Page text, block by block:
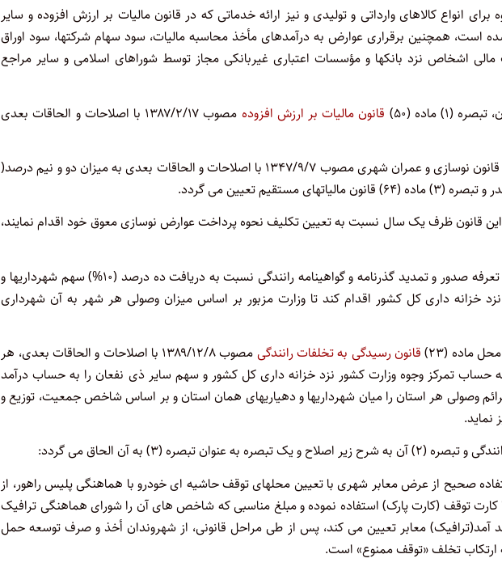
برای انواع کالاهای وارداتی و تولیدی و نیز ارائه خدماتی که در قانون مالیات بر ارزش افزوده و سایر
است، همچنین برقراری عوارض به درآمدهای مأخذ محاسبه مالیات، سود سهام شرکتها، سود اوراق
اشخاص نزد بانکها و مؤسسات اعتباری غیربانکی مجاز توسط شوراهای اسلامی و سایر مراجع
قانون مالیات بر ارزش افزوده
مصوب ۱۳۸۷/۲/۱۷ با اصلاحات و الحاقات بعدی
نرخ عوارض نوسازی موضوع ماده (۲) قانون نوسازی و عمران شهری مصوب ۱۳۴۷/۹/۷ با اصلاحات و الحاقات بعدی به میزان دو و نیم درصد(
این قانون ظرف یک سال نسبت به تعیین تکلیف نحوه پرداخت عوارض نوسازی معوق خود اقدام نمایند،
نیروی انتظامی موظف است علاوه بر تعرفه صدور و تمدید گذرنامه و گواهینامه رانندگی نسبت به دریافت ده درصد (۱۰%) سهم شهرداریها و
خزانه داری کل کشور اقدام کند تا وزارت مزبور بر اساس میزان وصولی هر شهر به آن شهرداری
ماده (۲۳) قانون رسیدگی به تخلفات رانندگی
مصوب ۱۳۸۹/۱۲/۸ با اصلاحات و الحاقات بعدی، هر
حساب تمرکز وجوه وزارت کشور نزد خزانه داری کل کشور و سهم سایر ذی نفعان را به حساب درآمد
وصولی هر استان را میان شهرداریها و دهیاریهای همان استان و بر اساس شاخص جمعیت، توزیع و
نماید.
استفاده صحیح از عرض معابر شهری با تعیین محلهای توقف حاشیه ای خودرو با هماهنگی پلیس راهور، از
کارت توقف (کارت پارک) استفاده نموده و مبلغ مناسبی که شاخص های آن را شورای هماهنگی ترافیک
معابر تعیین می کند، پس از طی مراحل قانونی، از شهروندان أخذ و صرف توسعه حمل
ارتکاب تخلف «توقف ممنوع» است.